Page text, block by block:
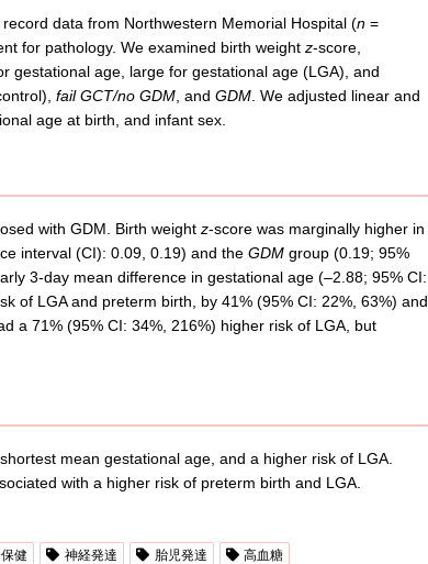
data from Northwestern Memorial Hospital (n=
for pathology. We examined birth weight z-score,
gestational age, large for gestational age (LGA), and
fail GCT/no GDM, and GDM. We adjusted linear and
age at birth, and infant sex.
with GDM. Birth weight z-score was marginally higher in
interval (CI): 0.09, 0.19) and the GDMgroup (0.19; 95%
3-day mean difference in gestational age (‒2.88; 95% CI:
of LGA and preterm birth, by 41% (95% CI: 22%, 63%) and
a 71% (95% CI: 34%, 216%) higher risk of LGA, but
mean gestational age, and a higher risk of LGA.
with a higher risk of preterm birth and LGA.
健 神経発達 胎児発達 高血糖